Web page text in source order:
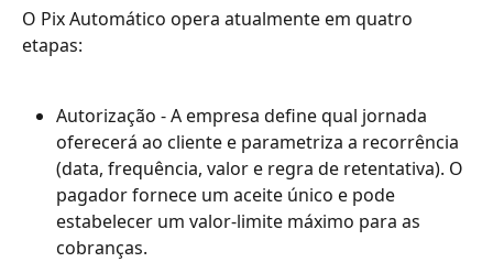
O Pix Automático opera atualmente em quatro
etapas:
Autorização - A empresa define qual jornada
oferecerá ao cliente e parametriza a recorrência
(data, frequência, valor e regra de retentativa). O
pagador fornece um aceite único e pode
estabelecer um valor-limite máximo para as
cobranças.